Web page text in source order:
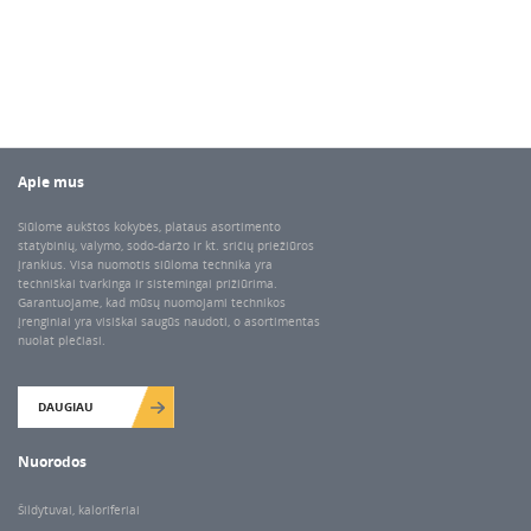
Apie mus
Siūlome aukštos kokybės, plataus asortimento
statybinių, valymo, sodo-daržo ir kt. sričių priežiūros
įrankius. Visa nuomotis siūloma technika yra
techniškai tvarkinga ir sistemingai prižiūrima.
Garantuojame, kad mūsų nuomojami technikos
įrenginiai yra visiškai saugūs naudoti, o asortimentas
nuolat plečiasi.
DAUGIAU
Nuorodos
Šildytuvai, kaloriferiai